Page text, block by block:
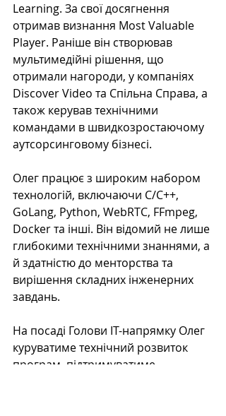
Learning. За свої досягнення
отримав визнання Most Valuable
Player. Раніше він створював
мультимедійні рішення, що
отримали нагороди, у компаніях
Discover Video та Спільна Справа, а
також керував технічними
командами в швидкозростаючому
аутсорсинговому бізнесі.
Олег працює з широким набором
технологій, включаючи C/C++,
GoLang, Python, WebRTC, FFmpeg,
Docker та інші. Він відомий не лише
глибокими технічними знаннями, а
й здатністю до менторства та
вирішення складних інженерних
завдань.
На посаді Голови ІТ-напрямку Олег
куруватиме технічний розвиток
програм, підтримуватиме